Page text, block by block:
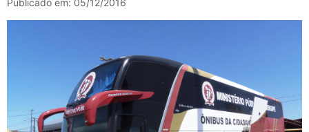
Publicado em: 05/12/2016